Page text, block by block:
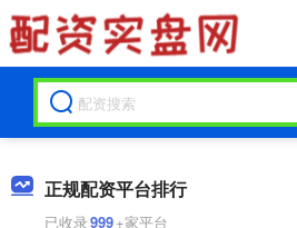
正规配资平台排行
已收录999+家平台